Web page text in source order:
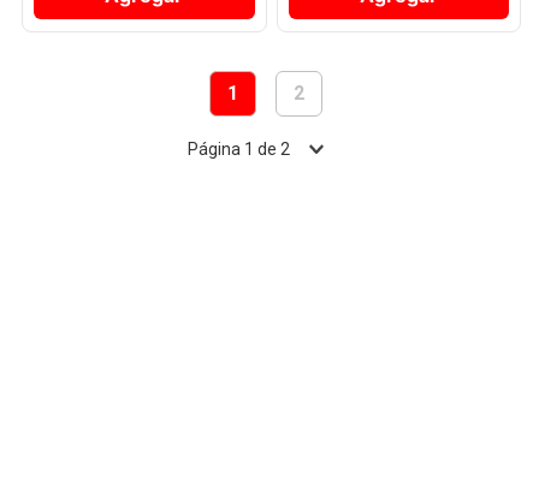
1 2
Página 1 de 2